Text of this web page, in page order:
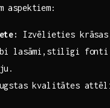
aspektiem:⁤
‌Izvēlieties
lasāmi,stilīgi
kvalitātes⁢